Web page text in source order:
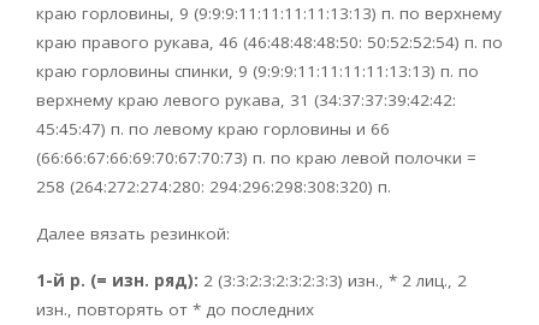
краю горловины, 9 (9:9:9:11:11:11:11:13:13) п. по верхнему
краю правого рукава, 46 (46:48:48:48:50: 50:52:52:54) п. по
краю горловины спинки, 9 (9:9:9:11:11:11:11:13:13) п. по
верхнему краю левого рукава, 31 (34:37:37:39:42:42:
45:45:47) п. по левому краю горловины и 66
(66:66:67:66:69:70:67:70:73) п. по краю левой полочки =
258 (264:272:274:280: 294:296:298:308:320) п.
Далее вязать резинкой:
1-й р. (= изн. ряд): 2 (3:3:2:3:2:3:2:3:3) изн., * 2 лиц., 2
изн., повторять от * до последних